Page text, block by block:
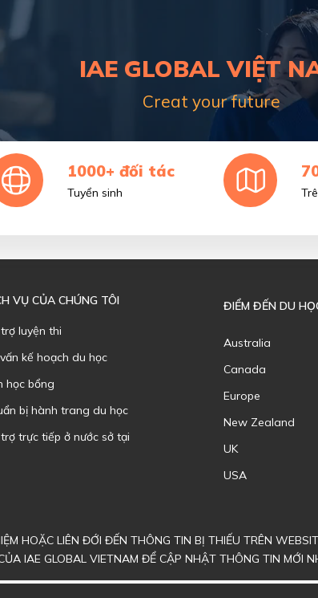
IAE GLOBAL VIỆT
Creat your future
1000+ đối tác
Tuyển sinh
VỤ CỦA CHÚNG TÔI
luyện thi
kế hoạch du học
học bổng
bị hành trang du học
trực tiếp ở nước sở tại
ĐIỂM ĐẾN DU
Australia
Canada
Europe
New Zealand
UK
USA
HOẶC LIÊN ĐỚI ĐẾN THÔNG TIN BỊ THIẾU TRÊN
IAE GLOBAL VIETNAM ĐỂ CẬP NHẬT THÔNG TIN MỚI